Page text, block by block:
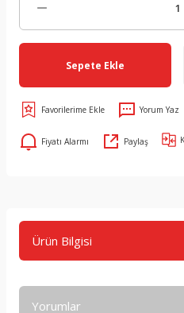
Sepete Ekle
Yorum Yaz
Fiyatı Alarmı Paylaş
Ürün Bilgisi
Yorumlar